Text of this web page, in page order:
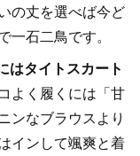
の丈を選べば今ど
石二鳥です。
はタイトスカート
よく履くには「甘
ンなブラウスより
インして颯爽と着